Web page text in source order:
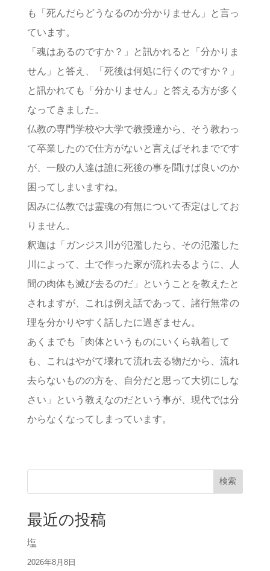
も「死んだらどうなるのか分かりません」と言っ
ています。
「魂はあるのですか？」と訊かれると「分かりま
せん」と答え、「死後は何処に行くのですか？」
と訊かれても「分かりません」と答える方が多く
なってきました。
仏教の専門学校や大学で教授達から、そう教わっ
て卒業したので仕方がないと言えばそれまでです
が、一般の人達は誰に死後の事を聞けば良いのか
困ってしまいますね。
因みに仏教では霊魂の有無について否定はしてお
りません。
釈迦は「ガンジス川が氾濫したら、その氾濫した
川によって、土で作った家が流れ去るように、人
間の肉体も滅び去るのだ」ということを教えたと
されますが、これは例え話であって、諸行無常の
理を分かりやすく話したに過ぎません。
あくまでも「肉体というものにいくら執着して
も、これはやがて壊れて流れ去る物だから、流れ
去らないものの方を、自分だと思って大切にしな
さい」という教えなのだという事が、現代では分
からなくなってしまっています。
検索
最近の投稿
塩
2026年8月8日